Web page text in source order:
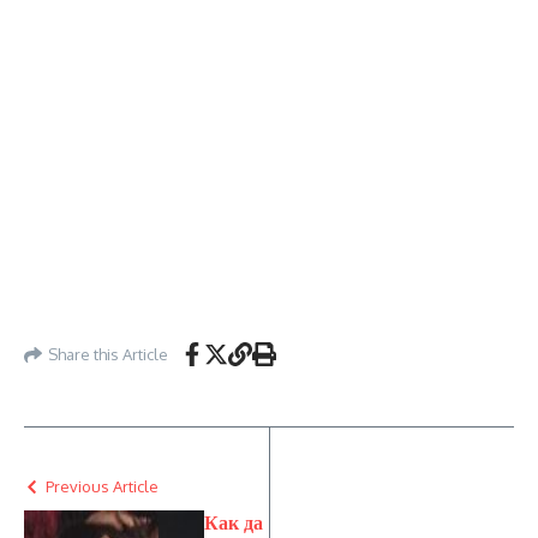
Share this Article
Previous Article
Как да